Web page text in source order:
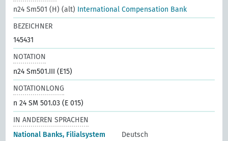
n24 Sm501 (H) (alt) International Compensation Bank
BEZEICHNER
145431
NOTATION
n24 Sm501.III (E15)
NOTATIONLONG
n 24 SM 501.03 (E 015)
IN ANDEREN SPRACHEN
National Banks, Filialsystem
Deutsch